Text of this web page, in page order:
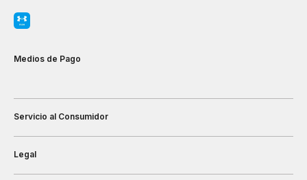
Medios de Pago
Servicio al Consumidor
Legal